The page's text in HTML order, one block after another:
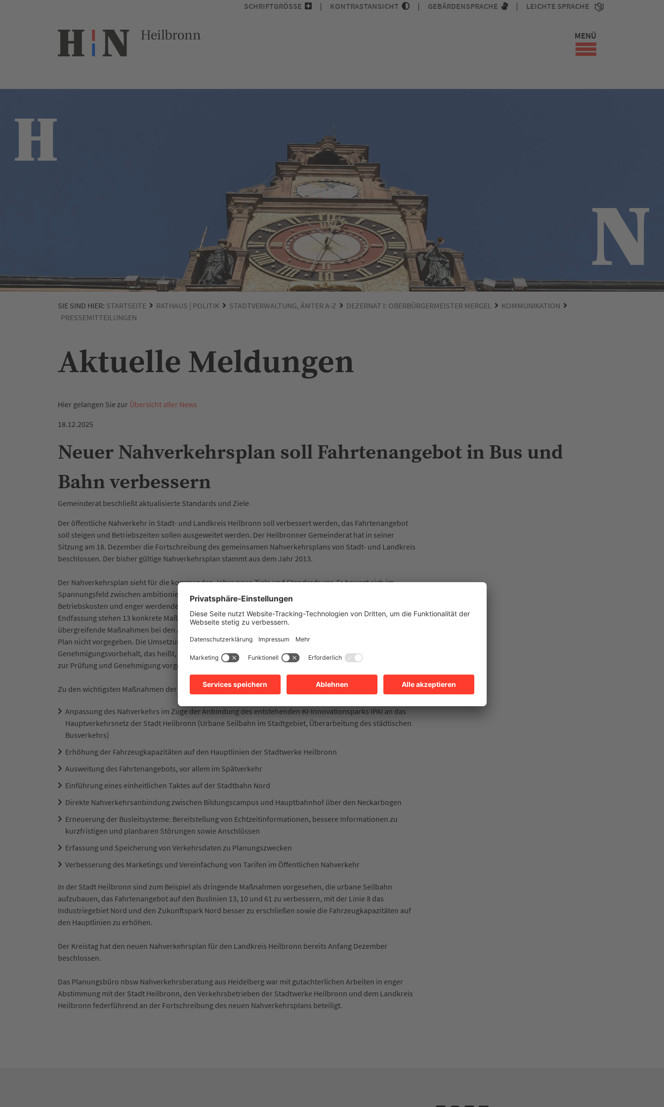
SCHRIFTGRÖSSE KONTRASTANSICHT GEBÄRDENSPRACHE LEICHTE SPRACHE
MENÜ
SIE SIND HIER: STARTSEITE RATHAUS | POLITIK STADTVERWALTUNG, ÄMTER A-Z DEZERNAT I: OBERBÜRGERMEISTER MERGEL
KOMMUNIKATION
PRESSEMITTEILUNGEN
Aktuelle Meldungen
Hier gelangen Sie zur Übersicht aller News
18.12.2025
Neuer Nahverkehrsplan soll Fahrtenangebot in Bus und
Bahn verbessern
Gemeinderat beschließt aktualisierte Standards und Ziele
Der öffentliche Nahverkehr in Stadt- und Landkreis Heilbronn soll verbessert werden, das Fahrtenangebot
soll steigen und Betriebszeiten sollen ausgeweitet werden. Der Heilbronner Gemeinderat hat in seiner
Sitzung am 18. Dezember die Fortschreibung des gemeinsamen Nahverkehrsplans von Stadt- und Landkreis
beschlossen. Der bisher gültige Nahverkehrsplan stammt aus dem Jahr 2013.
Der Nahverkehrsplan sieht für die kommenden Jahre neue Ziele und Standards vor. Er bewegt sich im
Spannungsfeld zwischen ambitionierten Zielen zur Umsetzung der Verkehrswende, steigenden
Betriebskosten und enger werdenden finanziellen Spielräumen in öffentlichen Haushalten. In der
Endfassung stehen 13 konkrete Maßnahmen der Stadt, 36 Maßnahmen des Landkreises und 32
übergreifende Maßnahmen bei den Aufgabenträgern. Ein konkreter Zeithorizont zur Umsetzung ist in dem
Plan nicht vorgegeben. Die Umsetzung der einzelnen Maßnahmen steht zudem unter
Genehmigungsvorbehalt, das heißt, einzelne Vorhaben müssen dem entsprechenden Gremium noch einmal
zur Prüfung und Genehmigung vorgelegt werden.
Zu den wichtigsten Maßnahmen der höchsten Stufe gehören:
Anpassung des Nahverkehrs im Zuge der Anbindung des entstehenden KI-Innovationsparks IPAI an das
Hauptverkehrsnetz der Stadt Heilbronn (Urbane Seilbahn im Stadtgebiet, Überarbeitung des städtischen
Busverkehrs)
Erhöhung der Fahrzeugkapazitäten auf den Hauptlinien der Stadtwerke Heilbronn
Ausweitung des Fahrtenangebots, vor allem im Spätverkehr
Einführung eines einheitlichen Taktes auf der Stadtbahn Nord
Direkte Nahverkehrsanbindung zwischen Bildungscampus und Hauptbahnhof über den Neckarbogen
Erneuerung der Busleitsysteme: Bereitstellung von Echtzeitinformationen, bessere Informationen zu
kurzfristigen und planbaren Störungen sowie Anschlüssen
Erfassung und Speicherung von Verkehrsdaten zu Planungszwecken
Verbesserung des Marketings und Vereinfachung von Tarifen im Öffentlichen Nahverkehr
In der Stadt Heilbronn sind zum Beispiel als dringende Maßnahmen vorgesehen, die urbane Seilbahn
aufzubauen, das Fahrtenangebot auf den Buslinien 13, 10 und 61 zu verbessern, mit der Linie 8 das
Industriegebiet Nord und den Zukunftspark Nord besser zu erschließen sowie die Fahrzeugkapazitäten auf
den Hauptlinien zu erhöhen.
Der Kreistag hat den neuen Nahverkehrsplan für den Landkreis Heilbronn bereits Anfang Dezember
beschlossen.
Das Planungsbüro nbsw Nahverkehrsberatung aus Heidelberg war mit gutachterlichen Arbeiten in enger
Abstimmung mit der Stadt Heilbronn, den Verkehrsbetrieben der Stadtwerke Heilbronn und dem Landkreis
Heilbronn federführend an der Fortschreibung des neuen Nahverkehrsplans beteiligt.